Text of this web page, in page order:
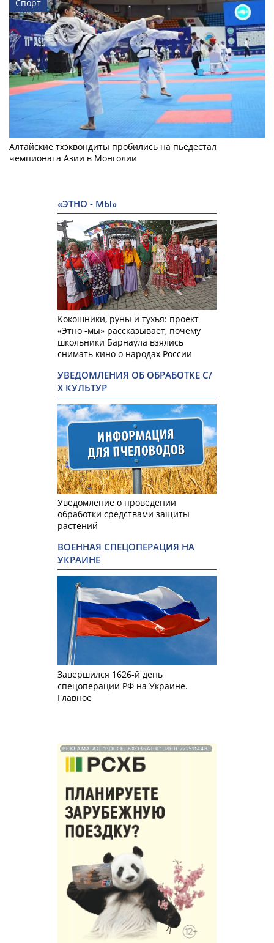
Спорт
Алтайские тхэквондиты пробились на пьедестал
чемпионата Азии в Монголии
«ЭТНО - МЫ»
Кокошники, руны и тухья: проект
«Этно -мы» рассказывает, почему
школьники Барнаула взялись
снимать кино о народах России
УВЕДОМЛЕНИЯ ОБ ОБРАБОТКЕ С/
Х КУЛЬТУР
Уведомление о проведении
обработки средствами защиты
растений
ВОЕННАЯ СПЕЦОПЕРАЦИЯ НА
УКРАИНЕ
Завершился 1626-й день
спецоперации РФ на Украине.
Главное
РЕКЛАМА АО "РОССЕЛЬХОЗБАНК". ИНН 772511448.